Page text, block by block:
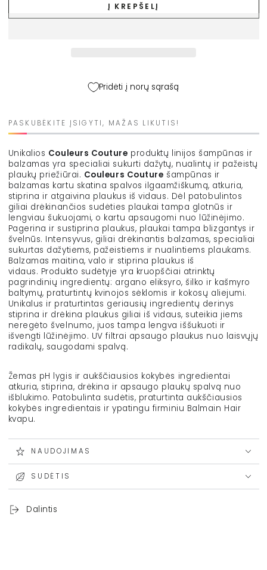
kondicionieriusĮ KREPŠELĮ
Pridėti į norų sąrašą
PASKUBĖKITE ĮSIGYTI, MAŽAS LIKUTIS!
Unikalios Couleurs Couture produktų linijos šampūnas ir
balzamas yra specialiai sukurti dažytų, nualintų ir pažeistų
plaukų priežiūrai. Couleurs Couture šampūnas ir
balzamas kartu skatina spalvos ilgaamžiškumą, atkuria,
stiprina ir atgaivina plaukus iš vidaus. Dėl patobulintos
giliai drėkinančios sudėties plaukai tampa glotnūs ir
lengviau šukuojami, o kartu apsaugomi nuo lūžinėjimo.
Pagerina ir sustiprina plaukus, plaukai tampa blizgantys ir
švelnūs. Intensyvus, giliai drėkinantis balzamas, specialiai
sukurtas dažytiems, pažeistiems ir nualintiems plaukams.
Balzamas maitina, valo ir stiprina plaukus iš
vidaus. Produkto sudėtyje yra kruopščiai atrinktų
pagrindinių ingredientų: argano eliksyro, šilko ir kašmyro
baltymų, praturtintų kvinojos sėklomis ir kokosų aliejumi.
Unikalus ir praturtintas geriausių ingredientų derinys
stiprina ir drėkina plaukus giliai iš vidaus, suteikia jiems
neregėto švelnumo, juos tampa lengva iššukuoti ir
išvengti lūžinėjimo. UV filtrai apsaugo plaukus nuo laisvųjų
radikalų, saugodami spalvą.
Žemas pH lygis ir aukščiausios kokybės ingredientai
atkuria, stiprina, drėkina ir apsaugo plaukų spalvą nuo
išblukimo. Patobulinta sudėtis, praturtinta aukščiausios
kokybės ingredientais ir ypatingu firminiu Balmain Hair
kvapu.
NAUDOJIMAS
SUDĖTIS
Dalintis